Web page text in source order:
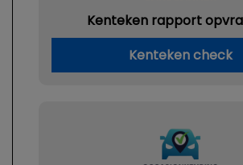
Kenteken rapport
Kenteken check